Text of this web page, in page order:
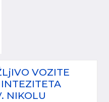
VOZITE
NIKOLU